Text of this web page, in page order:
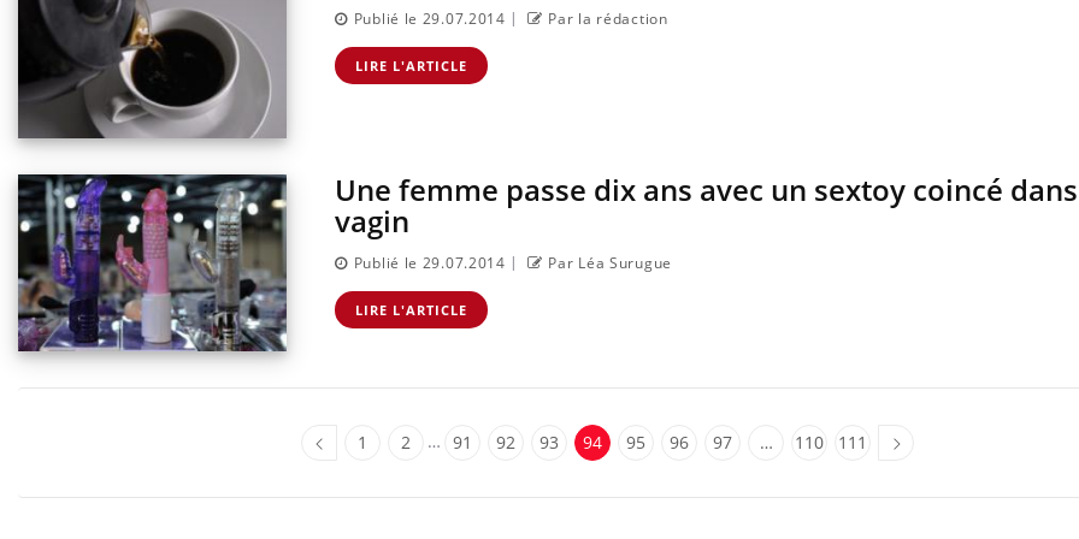
Publié le 29.07.2014 | Par la rédaction
LIRE L'ARTICLE
Une femme passe dix ans avec un sextoy coincé
vagin
Publié le 29.07.2014 | Par Léa Surugue
LIRE L'ARTICLE
1 2 … 91 92 93 94 95 96 97 … 110 111